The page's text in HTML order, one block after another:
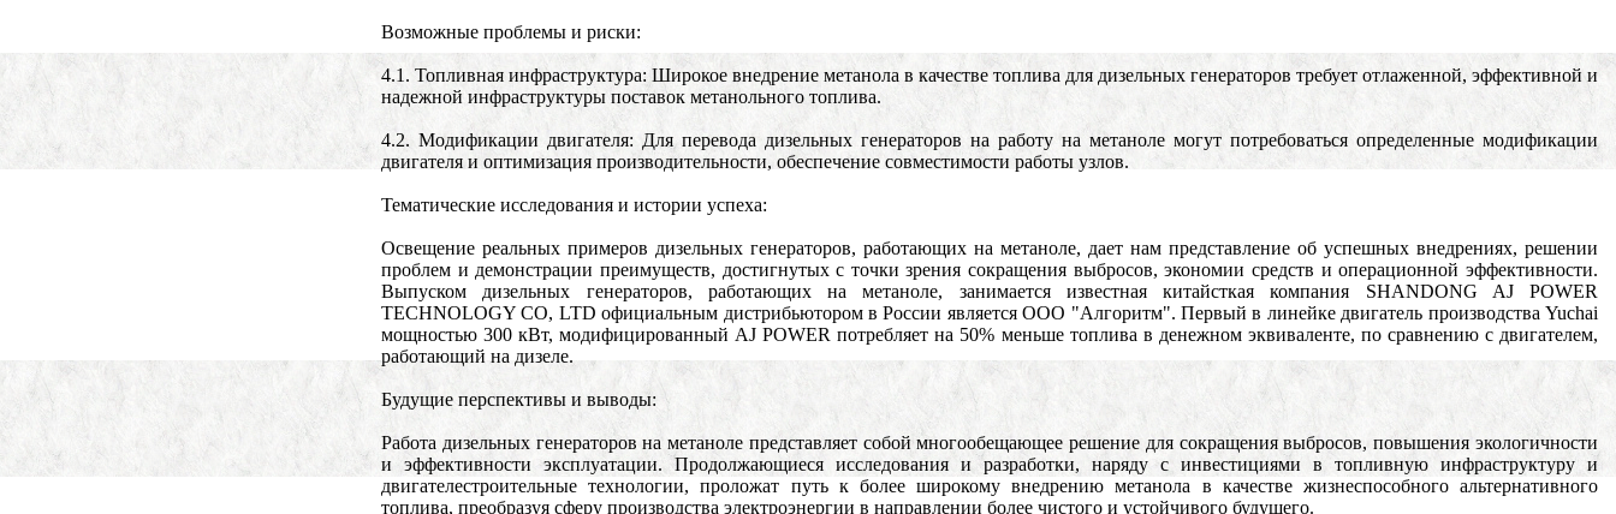
Возможные проблемы и риски:
4.1. Топливная инфраструктура: Широкое внедрение метанола в качестве топлива для дизельных генераторов требует отлаженной, эффективной и
надежной инфраструктуры поставок метанольного топлива.
4.2. Модификации двигателя: Для перевода дизельных генераторов на работу на метаноле могут потребоваться определенные модификации
двигателя и оптимизация производительности, обеспечение совместимости работы узлов.
Тематические исследования и истории успеха:
Освещение реальных примеров дизельных генераторов, работающих на метаноле, дает нам представление об успешных внедрениях, решении
проблем и демонстрации преимуществ, достигнутых с точки зрения сокращения выбросов, экономии средств и операционной эффективности.
Выпуском дизельных генераторов, работающих на метаноле, занимается известная китайсткая компания SHANDONG AJ POWER
TECHNOLOGY CO, LTD официальным дистрибьютором в России является ООО "Алгоритм". Первый в линейке двигатель производства Yuchai
мощностью 300 кВт, модифицированный AJ POWER потребляет на 50% меньше топлива в денежном эквиваленте, по сравнению с двигателем,
работающий на дизеле.
Будущие перспективы и выводы:
Работа дизельных генераторов на метаноле представляет собой многообещающее решение для сокращения выбросов, повышения экологичности
и эффективности эксплуатации. Продолжающиеся исследования и разработки, наряду с инвестициями в топливную инфраструктуру и
двигателестроительные технологии, проложат путь к более широкому внедрению метанола в качестве жизнеспособного альтернативного
топлива, преобразуя сферу производства электроэнергии в направлении более чистого и устойчивого будущего.